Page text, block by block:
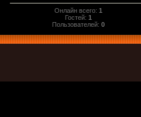
Онлайн всего:1
Гостей:1
Пользователей:0